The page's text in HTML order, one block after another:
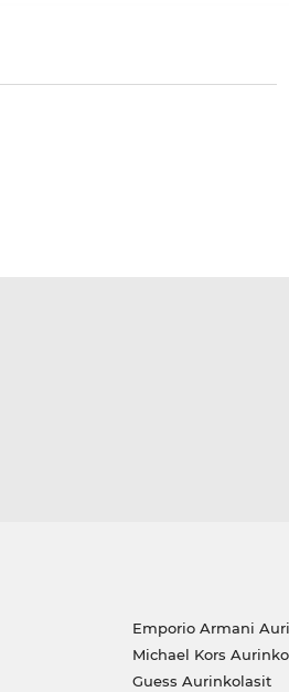
Emporio Armani
Michael Kors
Guess Aurinkolasit